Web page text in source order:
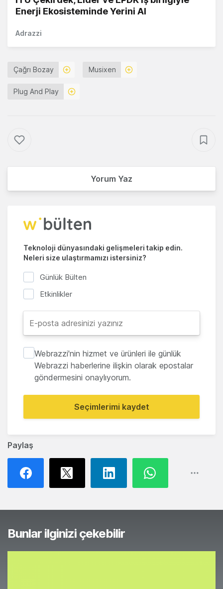
Paylaş
Enerji Ekosisteminde Yerini Al
Adrazzi
Çağrı Bozay Musixen
Plug And Play
Yorum Yaz
Teknoloji dünyasındaki gelişmeleri takip edin.
Neleri size ulaştırmamızı istersiniz?
Günlük Bülten
Etkinlikler
Webrazzi'nin hizmet ve ürünleri ile günlük
Webrazzi haberlerine ilişkin olarak epostalar
göndermesini onaylıyorum.
Seçimlerimi kaydet
Bunlar ilginizi çekebilir